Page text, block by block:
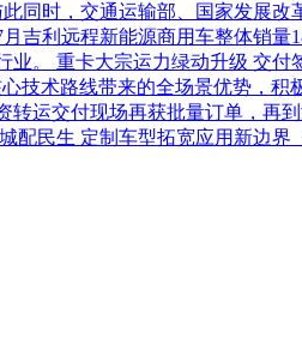
同时，交通运输部、国家发展
利远程新能源商用车整体销量
。 重卡大宗运力绿动升级 交
技术路线带来的全场景优势，
运交付现场再获批量订单，再
民生 定制车型拓宽应用新边